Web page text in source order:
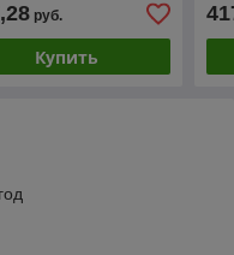
руб.
Купить